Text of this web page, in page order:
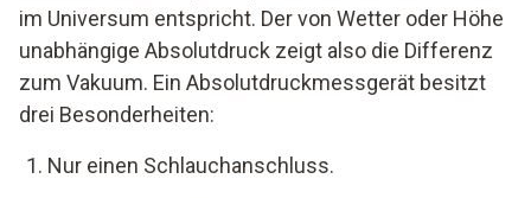
im Universum entspricht. Der von Wetter oder Höhe
unabhängige Absolutdruck zeigt also die Differenz
zum Vakuum. Ein Absolutdruckmessgerät besitzt
drei Besonderheiten:
Nur einen Schlauchanschluss.